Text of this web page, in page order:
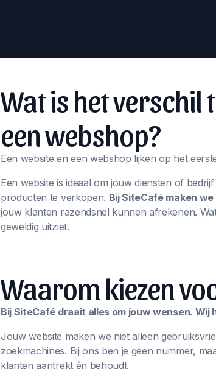
Wat is het verschil
een webshop?
Een website en een webshop lijken op het
Een website is ideaal om jouw diensten of
producten te verkopen. Bij SiteCafé maken we
jouw klanten razendsnel kunnen afrekenen.
geweldig uitziet.
Waarom kiezen
Bij SiteCafé draait alles om jouw wensen.
Jouw website maken we niet alleen
zoekmachines. Bij ons ben je geen nummer,
klanten aantrekt én behoudt.